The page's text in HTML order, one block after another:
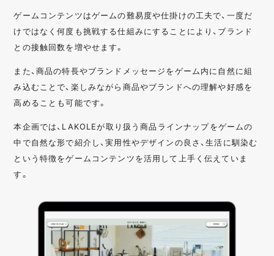
ゲームコンテンツはゲームの難易度や仕掛けの工夫で、一度だ
けではなく何度も挑戦する仕組みにすることにより、ブランド
との接触回数を増やせます。
また、商品の特長やブランドメッセージをゲーム内に自然に組
み込むことで、楽しみながら商品やブランドへの理解や好感を
高めることも可能です。
本企画では、LAKOLEが取り扱う商品ラインナップをゲームの
中で自然な形で紹介し、実用性やデザインの良さ、生活に馴染む
という特徴をゲームコンテンツを活用して上手く伝えていま
す。